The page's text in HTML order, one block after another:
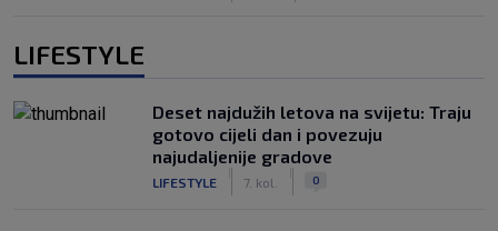
LIFESTYLE
Deset najdužih letova na svijetu: Traju
gotovo cijeli dan i povezuju
najudaljenije gradove
LIFESTYLE 7. kol. 0